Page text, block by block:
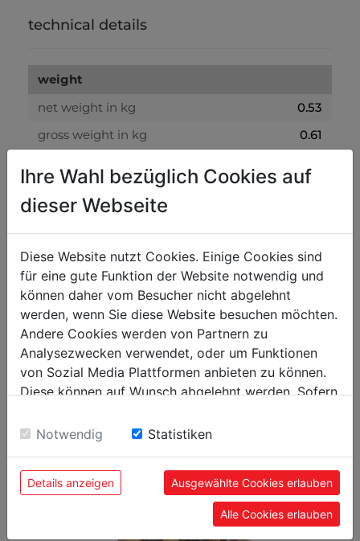
technical details
weight
net weight in kg
0.53
gross weight in kg
0.61
packaging
packaging height in mm
packaging width in mm
260
packaging length in mm
260
general data
EAN code
9120058371455
POPULAR PRODUCTS
Ihre Wahl bezüglich Cookies auf
dieser Webseite
Diese Website nutzt Cookies. Einige Cookies sind
für eine gute Funktion der Website notwendig und
können daher vom Besucher nicht abgelehnt
werden, wenn Sie diese Website besuchen möchten.
Andere Cookies werden von Partnern zu
Analysezwecken verwendet, oder um Funktionen
von Sozial Media Plattformen anbieten zu können.
Diese können auf Wunsch abgelehnt werden. Sofern
Einwilligung zu unseren Cookies.
Notwendig Statistiken
Details anzeigen Ausgewählte Cookies erlauben
Alle Cookies erlauben